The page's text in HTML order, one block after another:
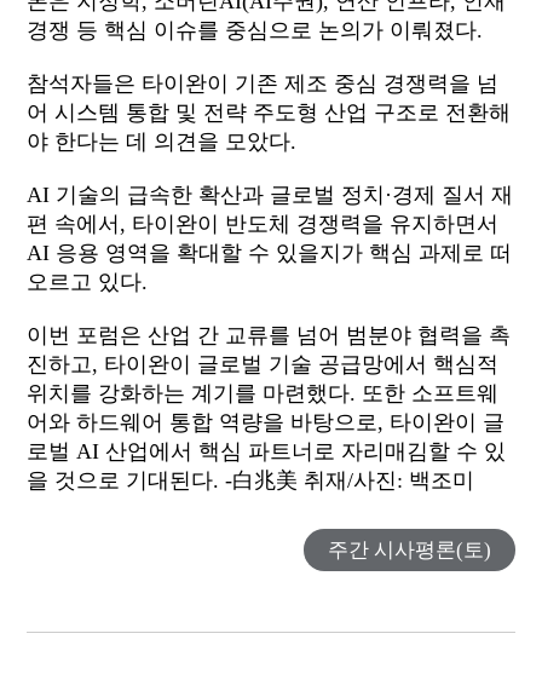
경쟁 등 핵심 이슈를 중심으로 논의가 이뤄졌다.
참석자들은 타이완이 기존 제조 중심 경쟁력을 넘
어 시스템 통합 및 전략 주도형 산업 구조로 전환해
야 한다는 데 의견을 모았다.
AI 기술의 급속한 확산과 글로벌 정치 ·경제 질서 재
편 속에서 , 타이완이 반도체 경쟁력을 유지하면서
AI 응용 영역을 확대할 수 있을지가 핵심 과제로 떠
오르고 있다.
이번 포럼은 산업 간 교류를 넘어 범분야 협력을 촉
진하고, 타이완이 글로벌 기술 공급망에서 핵심적
위치를 강화하는 계기를 마련했다. 또한 소프트웨
어와 하드웨어 통합 역량을 바탕으로, 타이완이
글
로벌 AI산업에서 핵심 파트너로 자리매김할 수 있
을 것으로 기대된다. -白兆美 취재/사진: 백조미
주간 시사평론(토)